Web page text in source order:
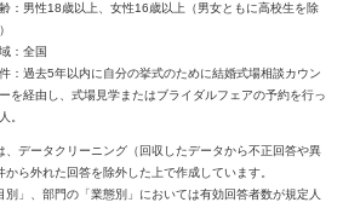
：男性18歳以上、女性16歳以上（男女ともに高校生を除
：全国
：過去5年以内に自分の挙式のために結婚式場相談カウン
を経由し、式場見学またはブライダルフェアの予約を行っ
。
データクリーニング（回収したデータから不正回答や異
ら外れた回答を除外した上で作成しています。
」、部門の「業態別」においては有効回答者数が規定人